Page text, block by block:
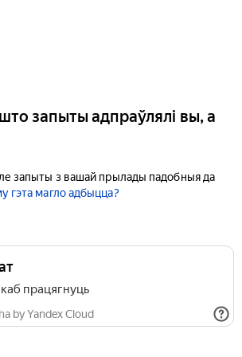
запыты адпраўлялі вы, а
запыты з вашай прылады падобныя да
гэта магло адбыцца?
каб працягнуць
by Yandex Cloud